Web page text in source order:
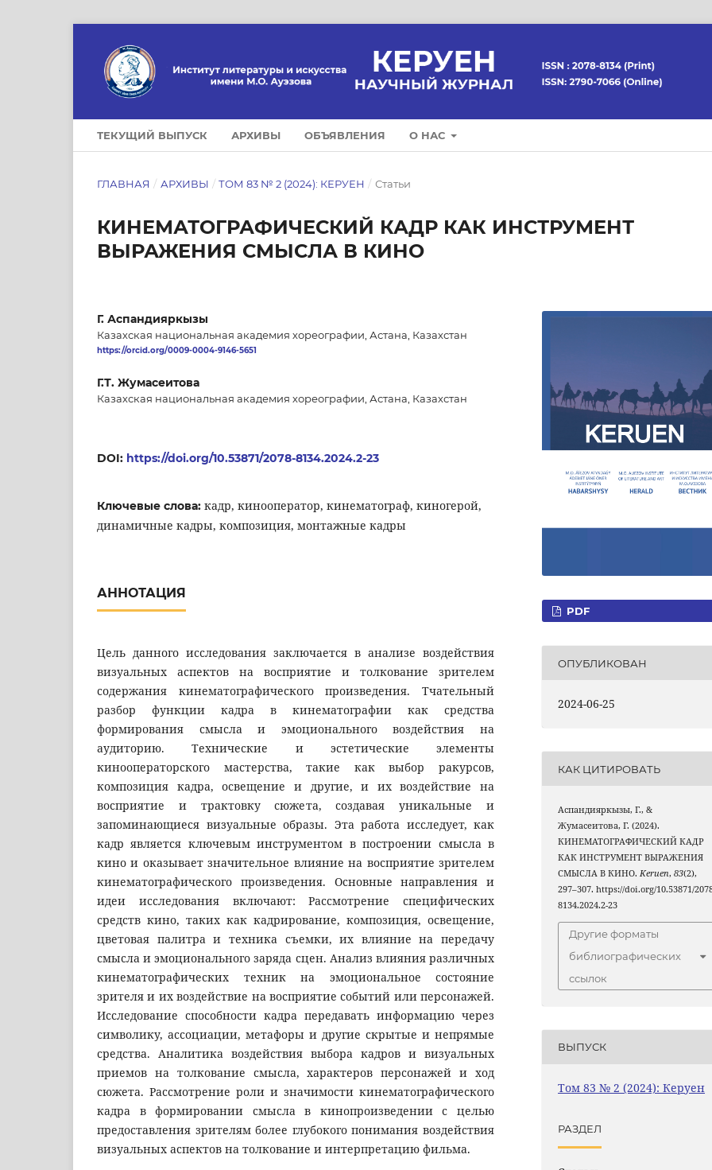
ТЕКУЩИЙ ВЫПУСК АРХИВЫ ОБЪЯВЛЕНИЯ О НАС
ГЛАВНАЯ / АРХИВЫ / ТОМ 83 № 2 (2024): КЕРУЕН / Статьи
КИНЕМАТОГРАФИЧЕСКИЙ КАДР КАК ИНСТРУМЕНТ
ВЫРАЖЕНИЯ СМЫСЛА В КИНО
Г. Аспандияркызы
Казахская национальная академия хореографии, Астана, Казахстан
https://orcid.org/0009-0004-9146-5651
Г.Т. Жумасеитова
Казахская национальная академия хореографии, Астана, Казахстан
DOI: https://doi.org/10.53871/2078-8134.2024.2-23
Ключевые слова: кадр, кинооператор, кинематограф, киногерой,
динамичные кадры, композиция, монтажные кадры
АННОТАЦИЯ
Цель данного исследования заключается в анализе воздействия
визуальных аспектов на восприятие и толкование зрителем
содержания кинематографического произведения. Тчательный
разбор функции кадра в кинематографии как средства
формирования смысла и эмоционального воздействия на
аудиторию. Технические и эстетические элементы
кинооператорского мастерства, такие как выбор ракурсов,
композиция кадра, освещение и другие, и их воздействие на
восприятие и трактовку сюжета, создавая уникальные и
запоминающиеся визуальные образы. Эта работа исследует, как
кадр является ключевым инструментом в построении смысла в
кино и оказывает значительное влияние на восприятие зрителем
кинематографического произведения. Основные направления и
идеи исследования включают: Рассмотрение специфических
средств кино, таких как кадрирование, композиция, освещение,
цветовая палитра и техника съемки, их влияние на передачу
смысла и эмоционального заряда сцен. Анализ влияния различных
кинематографических техник на эмоциональное состояние
зрителя и их воздействие на восприятие событий или персонажей.
Исследование способности кадра передавать информацию через
символику, ассоциации, метафоры и другие скрытые и непрямые
средства. Аналитика воздействия выбора кадров и визуальных
приемов на толкование смысла, характеров персонажей и ход
сюжета. Рассмотрение роли и значимости кинематографического
кадра в формировании смысла в кинопроизведении с целью
предоставления зрителям более глубокого понимания воздействия
визуальных аспектов на толкование и интерпретацию фильма.
PDF
ОПУБЛИКОВАН
2024-06-25
КАК ЦИТИРОВАТЬ
Аспандияркызы, Г., &
Жумасеитова, Г. (2024).
КИНЕМАТОГРАФИЧЕСКИЙ КАДР
КАК ИНСТРУМЕНТ ВЫРАЖЕНИЯ
СМЫСЛА В КИНО.Keruen,83(2),
297–307. https://doi.org/10.53871/
8134.2024.2-23
Другие форматы
библиографических
ссылок
ВЫПУСК
Том 83 № 2 (2024): Керуен
РАЗДЕЛ